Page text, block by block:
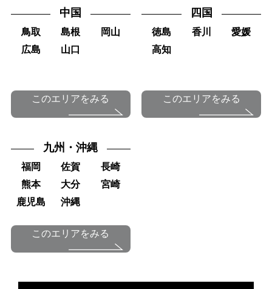
中国
鳥取 島根
岡山
広島
山口
このエリアをみる
四国
徳島 香川
愛媛
高知
このエリアをみる
九州・沖縄
福岡 佐賀
長崎
熊本
大分
宮崎
鹿児島
沖縄
このエリアをみる